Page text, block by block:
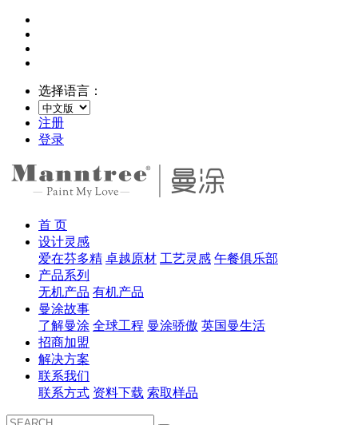
选择语言：
注册
登录
首 页
设计灵感
爱在芬多精 卓越原材 工艺灵感 午餐俱乐部
产品系列
无机产品 有机产品
曼涂故事
了解曼涂 全球工程 曼涂骄傲 英国曼生活
招商加盟
解决方案
联系我们
联系方式 资料下载 索取样品